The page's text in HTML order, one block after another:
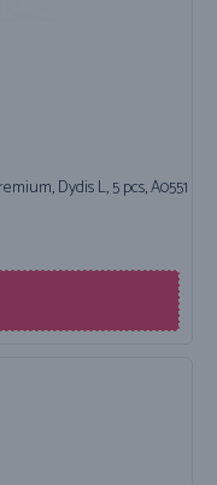
Dydis L, 5 pcs, A0551